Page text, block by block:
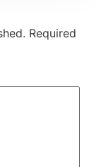
Required